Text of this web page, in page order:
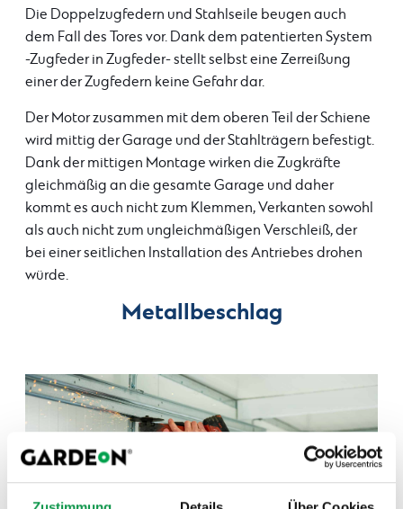
Die Doppelzugfedern und Stahlseile beugen auch
dem Fall des Tores vor. Dank dem patentierten System
-Zugfeder in Zugfeder- stellt selbst eine Zerreißung
einer der Zugfedern keine Gefahr dar.
Der Motor zusammen mit dem oberen Teil der Schiene
wird mittig der Garage und der Stahlträgern befestigt.
Dank der mittigen Montage wirken die Zugkräfte
gleichmäßig an die gesamte Garage und daher
kommt es auch nicht zum Klemmen, Verkanten sowohl
als auch nicht zum ungleichmäßigen Verschleiß, der
bei einer seitlichen Installation des Antriebes drohen
würde.
Metallbeschlag